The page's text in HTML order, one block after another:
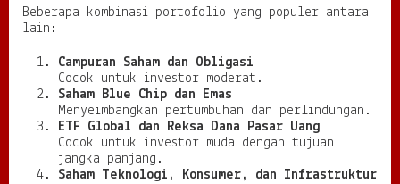
Beberapa kombinasi portofolio yang populer antara
lain:
Campuran Saham dan Obligasi
Cocok untuk investor moderat.
Saham Blue Chip dan Emas
Menyeimbangkan pertumbuhan dan perlindungan.
ETF Global dan Reksa Dana Pasar Uang
Cocok untuk investor muda dengan tujuan
jangka panjang.
Saham Teknologi, Konsumer, dan Infrastruktur